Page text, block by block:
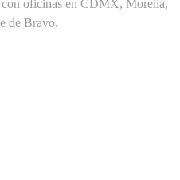
con oficinas en CDMX, Morelia,
de Bravo.